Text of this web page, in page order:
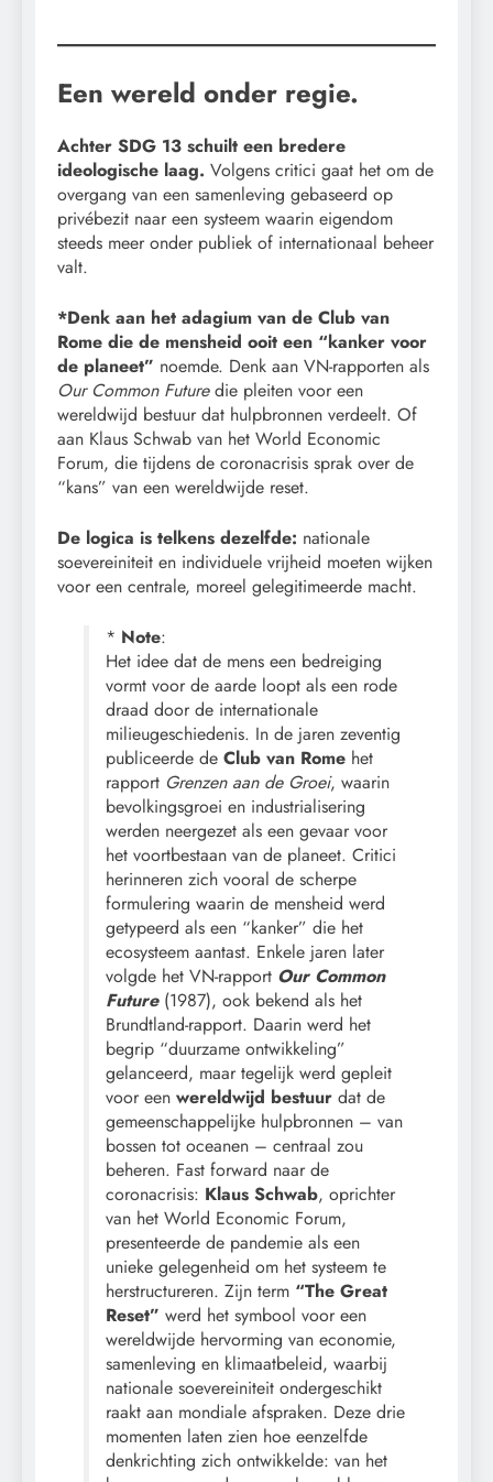
Een wereld onder regie.
Achter SDG 13 schuilt een bredere
ideologische laag. Volgens critici gaat het om de
overgang van een samenleving gebaseerd op
privébezit naar een systeem waarin eigendom
steeds meer onder publiek of internationaal beheer
valt.
*Denk aan het adagium van de Club van
Rome die de mensheid ooit een “kanker voor
de planeet” noemde. Denk aan VN-rapporten als
Our Common Futuredie pleiten voor een
wereldwijd bestuur dat hulpbronnen verdeelt. Of
aan Klaus Schwab van het World Economic
Forum, die tijdens de coronacrisis sprak over de
“kans” van een wereldwijde reset.
De logica is telkens dezelfde: nationale
soevereiniteit en individuele vrijheid moeten wijken
voor een centrale, moreel gelegitimeerde macht.
* Note:
Het idee dat de mens een bedreiging
vormt voor de aarde loopt als een rode
draad door de internationale
milieugeschiedenis. In de jaren zeventig
publiceerde de Club van Rome het
rapport Grenzen aan de Groei, waarin
bevolkingsgroei en industrialisering
werden neergezet als een gevaar voor
het voortbestaan van de planeet. Critici
herinneren zich vooral de scherpe
formulering waarin de mensheid werd
getypeerd als een “kanker” die het
ecosysteem aantast. Enkele jaren later
volgde het VN-rapport Our Common
Future(1987), ook bekend als het
Brundtland-rapport. Daarin werd het
begrip “duurzame ontwikkeling”
gelanceerd, maar tegelijk werd gepleit
voor een wereldwijd bestuur dat de
gemeenschappelijke hulpbronnen – van
bossen tot oceanen – centraal zou
beheren. Fast forward naar de
coronacrisis: Klaus Schwab, oprichter
van het World Economic Forum,
presenteerde de pandemie als een
unieke gelegenheid om het systeem te
herstructureren. Zijn term “The Great
Reset” werd het symbool voor een
wereldwijde hervorming van economie,
samenleving en klimaatbeleid, waarbij
nationale soevereiniteit ondergeschikt
raakt aan mondiale afspraken. Deze drie
momenten laten zien hoe eenzelfde
denkrichting zich ontwikkelde: van het